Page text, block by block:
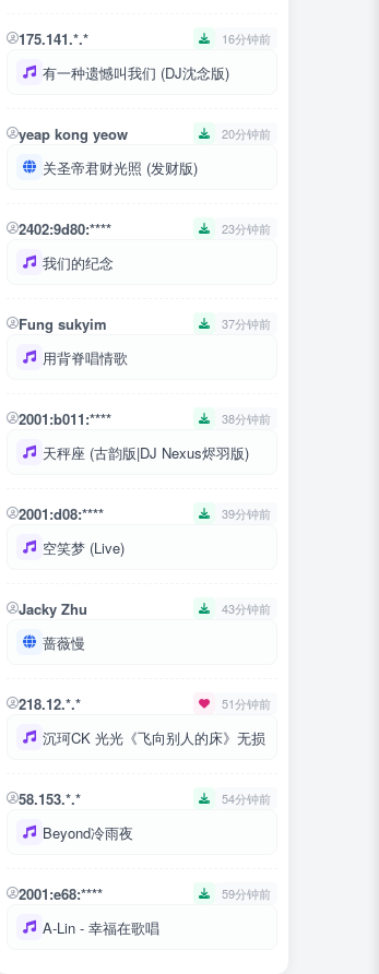
175.141.*.* 16分钟前
有一种遗憾叫我们 (DJ沈念版)
yeap kong yeow 20分钟前
关圣帝君财光照 (发财版)
2402:9d80:**** 23分钟前
我们的纪念
Fung sukyim 37分钟前
用背脊唱情歌
2001:b011:**** 38分钟前
天秤座 (古韵版|DJ Nexus烬羽版)
2001:d08:**** 39分钟前
空笑梦 (Live)
Jacky Zhu 43分钟前
蔷薇慢
218.12.*.* 51分钟前
沉珂CK 光光《飞向别人的床》无损
58.153.*.* 54分钟前
Beyond冷雨夜
2001:e68:**** 59分钟前
A-Lin - 幸福在歌唱